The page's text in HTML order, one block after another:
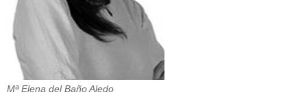
Mª Elena del Baño Aledo